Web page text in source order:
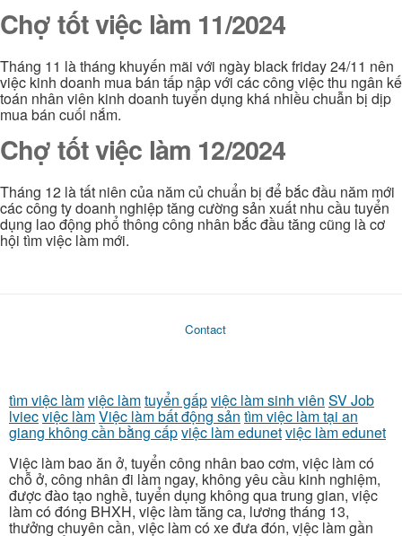
Chợ tốt việc làm 11/2024
Tháng 11 là tháng khuyến mãi với ngày black friday 24/11 nên
việc kinh doanh mua bán tấp nập với các công việc thu ngân kế
toán nhân viên kinh doanh tuyển dụng khá nhiều chuẫn bị dịp
mua bán cuối nắm.
Chợ tốt việc làm 12/2024
Tháng 12 là tất niên của năm củ chuẩn bị để bắc đầu năm mới
các công ty doanh nghiệp tăng cường sản xuất nhu cầu tuyển
dụng lao động phổ thông công nhân bắc đầu tăng cũng là cơ
hội tìm việc làm mới.
Contact
tìm việc làmviệc làmtuyển gấpviệc làm sinh viên SV Job
lviecviệc làmViệc làm bất động sản tìm việc làm tại an
giang không cần bằng cấpviệc làm edunetviệc làm edunet
Việc làm bao ăn ở, tuyển công nhân bao cơm, việc làm có
chỗ ở, công nhân đi làm ngay, không yêu cầu kinh nghiệm,
được đào tạo nghề, tuyển dụng không qua trung gian, việc
làm có đóng BHXH, việc làm tăng ca, lương tháng 13,
thưởng chuyên cần, việc làm có xe đưa đón, việc làm gần